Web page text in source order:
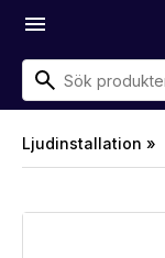
menu
Ljudinstallation »